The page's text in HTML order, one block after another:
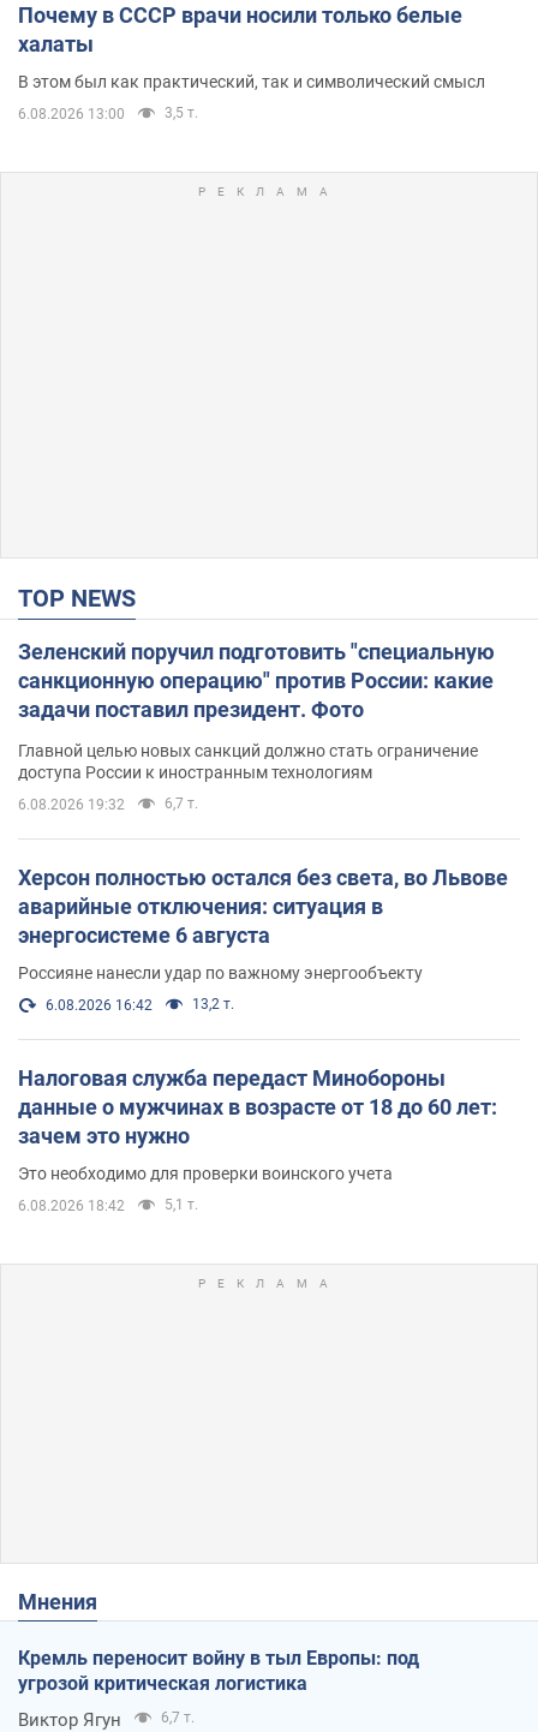
Почему в СССР врачи носили только белые
халаты
В этом был как практический, так и символический смысл
6.08.2026 13:00 3,5 т.
TOP NEWS
Зеленский поручил подготовить "специальную
санкционную операцию" против России: какие
задачи поставил президент. Фото
Главной целью новых санкций должно стать ограничение
доступа России к иностранным технологиям
6.08.2026 19:32 6,7 т.
Херсон полностью остался без света, во Львове
аварийные отключения: ситуация в
энергосистеме 6 августа
Россияне нанесли удар по важному энергообъекту
6.08.2026 16:42 13,2 т.
Налоговая служба передаст Минобороны
данные о мужчинах в возрасте от 18 до 60 лет:
зачем это нужно
Это необходимо для проверки воинского учета
6.08.2026 18:42 5,1 т.
Мнения
Кремль переносит войну в тыл Европы: под
угрозой критическая логистика
Виктор Ягун 6,7 т.